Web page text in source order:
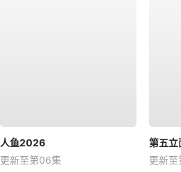
人鱼2026
更新至第06集
第五立
更新